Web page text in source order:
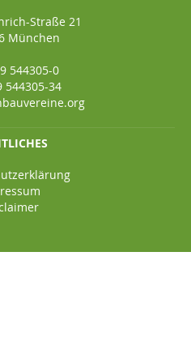
Straße 21
München
544305-0
544305-34